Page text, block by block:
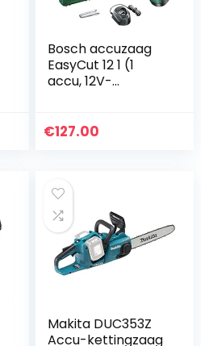
Bosch accuzaag
EasyCut 12 1 (1
accu, 12V-
technologie, in
€127.00
Makita DUC353Z
Accu-kettingzaag